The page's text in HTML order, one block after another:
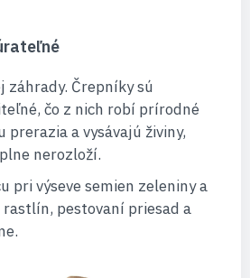
záhrady. Črepníky sú
čo z nich robí prírodné
prerazia a vysávajú živiny,
nerozloží.
pri výseve semien zeleniny a
pestovaní priesad a